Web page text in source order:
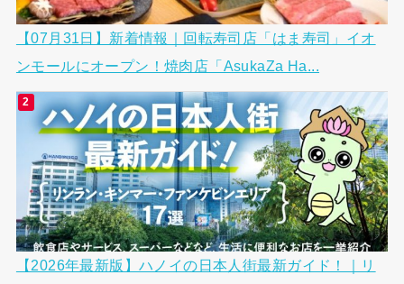
【07月31日】新着情報｜回転寿司店「はま寿司」イオ
ンモールにオープン！焼肉店「AsukaZa Ha...
【2026年最新版】ハノイの日本人街最新ガイド！｜リ